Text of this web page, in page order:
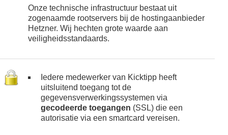
Onze technische infrastructuur bestaat uit
zogenaamde rootservers bij de hostingaanbieder
Hetzner. Wij hechten grote waarde aan
veiligheidsstandaards.
Iedere medewerker van Kicktipp heeft
uitsluitend toegang tot de
gegevensverwerkingssystemen via
gecodeerde toegangen (SSL) die een
autorisatie via een smartcard vereisen.